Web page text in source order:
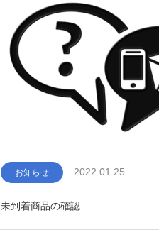
お知らせ 2022.01.25
未到着商品の確認